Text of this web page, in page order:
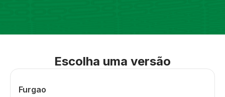
Escolha uma versão
Furgao